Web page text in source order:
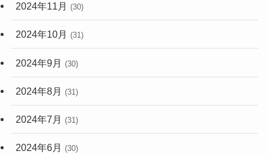
2024年11月 (30)
2024年10月 (31)
2024年9月 (30)
2024年8月 (31)
2024年7月 (31)
2024年6月 (30)